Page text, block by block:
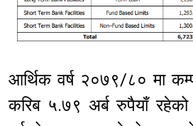
आर्थिक वर्ष २०७९/८० मा
करिब ५.७९ अर्ब रुपैयाँ